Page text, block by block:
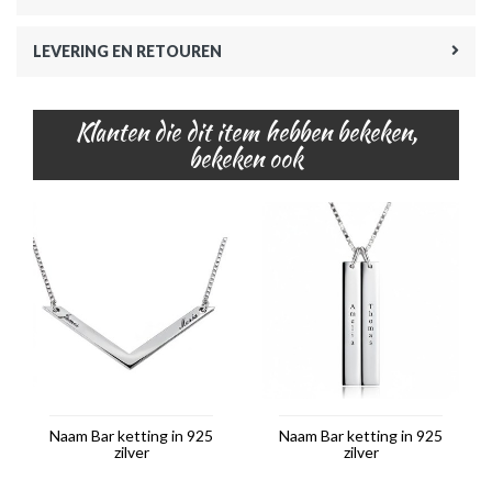
LEVERING EN RETOUREN
Klanten die dit item hebben bekeken,
bekeken ook
Naam Bar ketting in 925
zilver
Naam Bar ketting in 925
zilver